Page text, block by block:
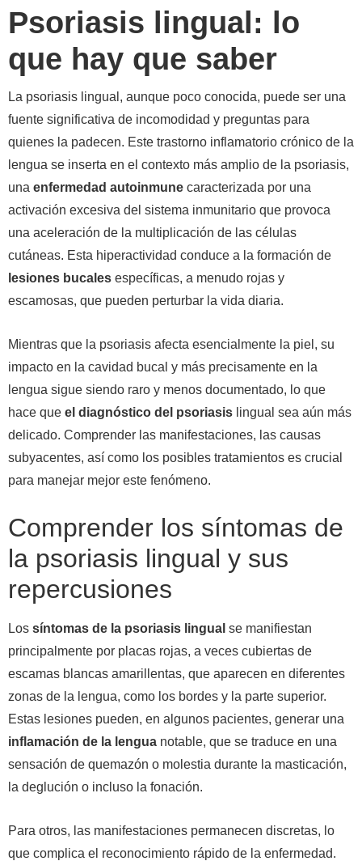
Psoriasis lingual: lo
que hay que saber
La psoriasis lingual, aunque poco conocida, puede ser una
fuente significativa de incomodidad y preguntas para
quienes la padecen. Este trastorno inflamatorio crónico de la
lengua se inserta en el contexto más amplio de la psoriasis,
una enfermedad autoinmune caracterizada por una
activación excesiva del sistema inmunitario que provoca
una aceleración de la multiplicación de las células
cutáneas. Esta hiperactividad conduce a la formación de
lesiones bucales específicas, a menudo rojas y
escamosas, que pueden perturbar la vida diaria.
Mientras que la psoriasis afecta esencialmente la piel, su
impacto en la cavidad bucal y más precisamente en la
lengua sigue siendo raro y menos documentado, lo que
hace que el diagnóstico del psoriasis lingual sea aún más
delicado. Comprender las manifestaciones, las causas
subyacentes, así como los posibles tratamientos es crucial
para manejar mejor este fenómeno.
Comprender los síntomas de
la psoriasis lingual y sus
repercusiones
Los síntomas de la psoriasis lingual se manifiestan
principalmente por placas rojas, a veces cubiertas de
escamas blancas amarillentas, que aparecen en diferentes
zonas de la lengua, como los bordes y la parte superior.
Estas lesiones pueden, en algunos pacientes, generar una
inflamación de la lengua notable, que se traduce en una
sensación de quemazón o molestia durante la masticación,
la deglución o incluso la fonación.
Para otros, las manifestaciones permanecen discretas, lo
que complica el reconocimiento rápido de la enfermedad.